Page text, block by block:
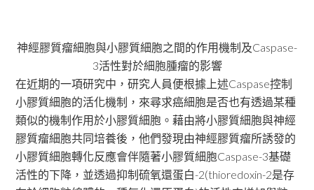
神經膠質瘤細胞與小膠質細胞之間的作用機制及Caspase-
3活性對於細胞腫瘤的影響
在近期的一項研究中，研究人員便根據上述Caspase控制
小膠質細胞的活化機制，來尋求癌細胞是否也有透過某種
類似的機制作用於小膠質細胞。藉由將小膠質細胞與神經
膠質瘤細胞共同培養後，他們發現由神經膠質瘤所誘發的
小膠質細胞轉化反應會伴隨著小膠質細胞Caspase-3基礎
活性的下降，並透過抑制硫氧還蛋白-2(thioredoxin-2是存